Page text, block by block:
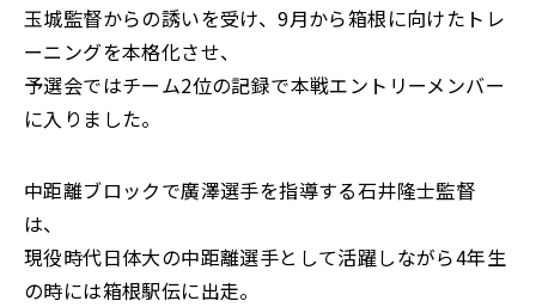
玉城監督からの誘いを受け、9月から箱根に向けたトレ
ーニングを本格化させ、
予選会ではチーム2位の記録で本戦エントリーメンバー
に入りました。
中距離ブロックで廣澤選手を指導する石井隆士監督
は、
現役時代日体大の中距離選手として活躍しながら4年生
の時には箱根駅伝に出走。